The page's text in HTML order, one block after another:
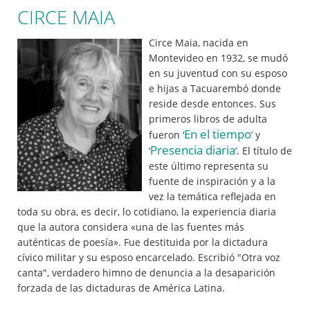
CIRCE MAIA
Circe Maia, nacida en
Montevideo en 1932, se mudó
en su juventud con su esposo
e hijas a Tacuarembó donde
reside desde entonces. Sus
primeros libros de adulta
fueron ‘En el tiempo’ y
‘Presencia diaria’. El título de
este último representa su
fuente de inspiración y a la
vez la temática reflejada en
toda su obra, es decir, lo cotidiano, la experiencia diaria
que la autora considera «una de las fuentes más
auténticas de poesía». Fue destituida por la dictadura
cívico militar y su esposo encarcelado. Escribió "Otra voz
canta", verdadero himno de denuncia a la desaparición
forzada de las dictaduras de América Latina.